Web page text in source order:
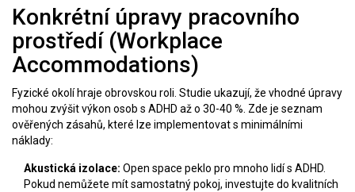
Konkrétní úpravy pracovního
prostředí (Workplace
Accommodations)
Fyzické okolí hraje obrovskou roli. Studie ukazují, že vhodné úpravy
mohou zvýšit výkon osob s ADHD až o 30-40 %. Zde je seznam
ověřených zásahů, které lze implementovat s minimálními
náklady:
Akustická izolace: Open space peklo pro mnoho lidí s ADHD.
Pokud nemůžete mít samostatný pokoj, investujte do kvalitních